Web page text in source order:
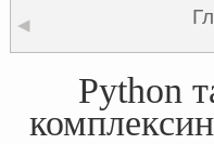
◀
Python